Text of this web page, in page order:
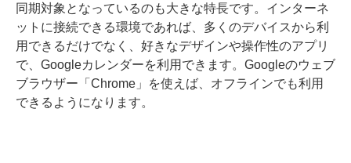
同期対象となっているのも大きな特長です。インターネ
ットに接続できる環境であれば、多くのデバイスから利
用できるだけでなく、好きなデザインや操作性のアプリ
で、Googleカレンダーを利用できます。Googleのウェブ
ブラウザー「Chrome」を使えば、オフラインでも利用
できるようになります。